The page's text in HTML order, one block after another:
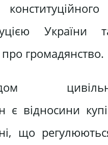
України
громадянство.
є відносини
що